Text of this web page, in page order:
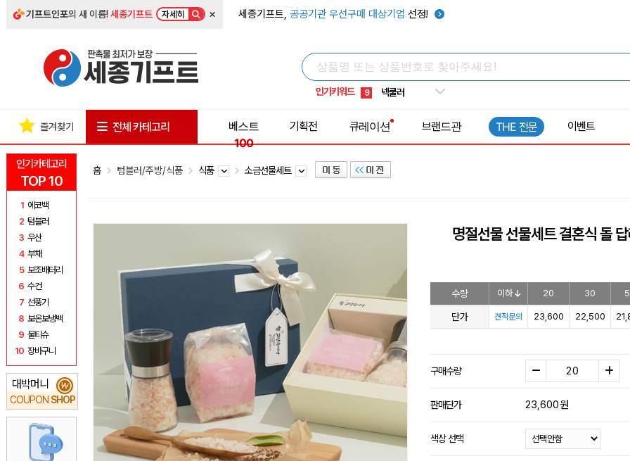
기프트인포의 새 이름!세종기프트 자세히 × 세종기프트, 공공기관 우선구매 대상기업 선정!
인기키워드
5 키캡
8 쿨토시
9 넥쿨러
1 선풍기
인기카테고리
TOP 10
1 에코백
2 텀블러
3 우산
4 부채
5 보조배터리
6 수건
7 선풍기
8 보온보냉백
9 물티슈
10 장바구니
대박머니
COUPON SHOP
₩
즐겨찾기 전체 카테고리
베스트
100
기획전 큐레이션 브랜드관 THE 전문 이벤트
홈 텀블러/주방/식품 식품 소금선물세트
명절선물 선물세트 결혼식 돌
수량 이하 20 30
단가 견적문의 23,600 22,500
구매수량
판매단가 23,600원
색상 선택